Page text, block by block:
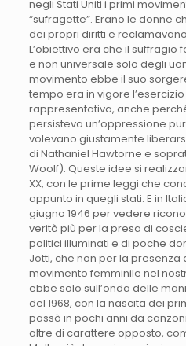
negli Stati Uniti i primi
“sufragette”. Erano le donne
dei propri diritti e
L’obiettivo era che il suffragio
e non universale solo degli
movimento ebbe il suo
tempo era in vigore
rappresentativa, anche
persisteva un’oppressione
volevano giustamente
di Nathaniel Hawtorne e
Woolf). Queste idee si
XX, con le prime leggi che
appunto in quegli stati. E in
giugno 1946 per vedere
verità più per la presa di
politici illuminati e di poche
Jotti, che non per la presenza
movimento femminile nel
ebbe solo sull’onda delle
del 1968, con la nascita dei
passò in pochi anni da
altre di carattere opposto,